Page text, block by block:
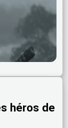
héros de